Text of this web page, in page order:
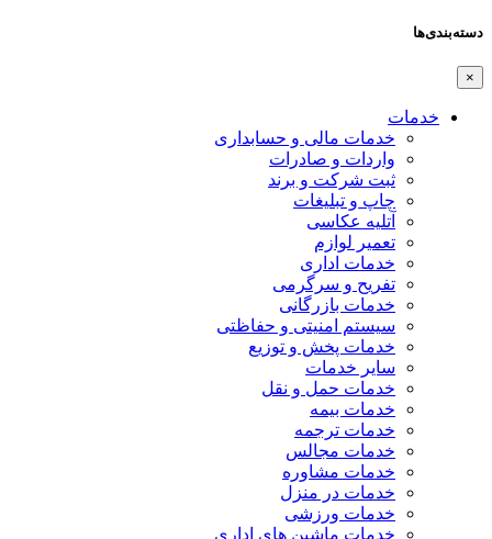
دسته‌بندی‌ها
×
خدمات
خدمات مالی و حسابداری
واردات و صادرات
ثبت شرکت و برند
چاپ و تبلیغات
آتلیه عکاسی
تعمیر لوازم
خدمات اداری
تفریح و سرگرمی
خدمات بازرگانی
سیستم امنیتی و حفاظتی
خدمات پخش و توزیع
سایر خدمات
خدمات حمل و نقل
خدمات بیمه
خدمات ترجمه
خدمات مجالس
خدمات مشاوره
خدمات در منزل
خدمات ورزشی
خدمات ماشین های اداری